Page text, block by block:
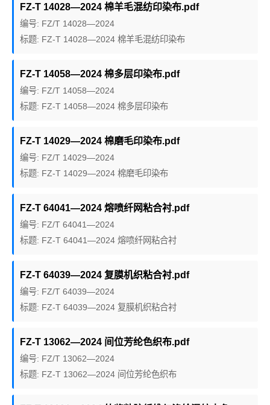
FZ-T 14028—2024 棉羊毛混纺印染布.pdf
编号: FZ/T 14028—2024
标题: FZ-T 14028—2024 棉羊毛混纺印染布
FZ-T 14058—2024 棉多层印染布.pdf
编号: FZ/T 14058—2024
标题: FZ-T 14058—2024 棉多层印染布
FZ-T 14029—2024 棉磨毛印染布.pdf
编号: FZ/T 14029—2024
标题: FZ-T 14029—2024 棉磨毛印染布
FZ-T 64041—2024 熔喷纤网粘合衬.pdf
编号: FZ/T 64041—2024
标题: FZ-T 64041—2024 熔喷纤网粘合衬
FZ-T 64039—2024 复膜机织粘合衬.pdf
编号: FZ/T 64039—2024
标题: FZ-T 64039—2024 复膜机织粘合衬
FZ-T 13062—2024 间位芳纶色织布.pdf
编号: FZ/T 13062—2024
标题: FZ-T 13062—2024 间位芳纶色织布